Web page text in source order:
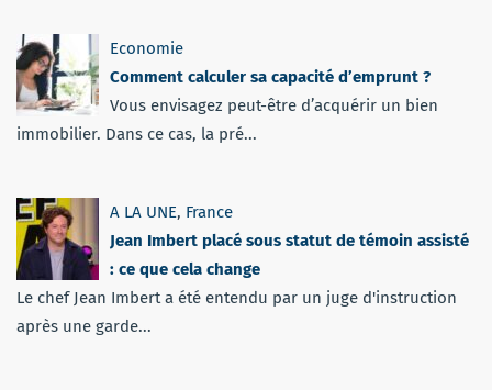
Economie
Comment calculer sa capacité d’emprunt ?
Vous envisagez peut-être d’acquérir un bien
immobilier. Dans ce cas, la pré...
A LA UNE, France
Jean Imbert placé sous statut de témoin assisté
: ce que cela change
Le chef Jean Imbert a été entendu par un juge d'instruction
après une garde...